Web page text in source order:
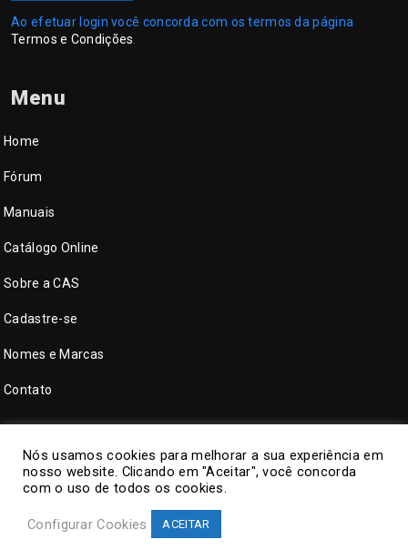
Ao efetuar login você concorda com os termos da página
Termos e Condições
Menu
Home
Fórum
Manuais
Catálogo Online
Sobre a CAS
Cadastre-se
Nomes e Marcas
Contato
CAS Tecnologia. Todos direitos reservados.
Nós usamos cookies para melhorar a sua experiência em
nosso website. Clicando em "Aceitar", você concorda
com o uso de todos os cookies.
Configurar Cookies ACEITAR